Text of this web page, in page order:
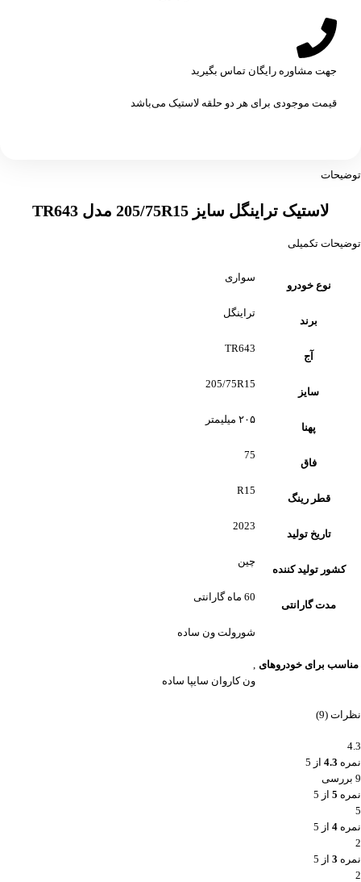
جهت مشاوره رایگان تماس بگیرید
قیمت موجودی برای هر دو حلقه لاستیک می‌باشد
توضیحات
لاستیک تراینگل سایز 205/75R15 مدل TR643
توضیحات تکمیلی
نوع خودرو
سواری
برند
تراینگل
آج
TR643
سایز
205/75R15
پهنا
۲۰۵ میلیمتر
فاق
75
قطر رینگ
R15
تاریخ تولید
2023
کشور تولید کننده
چین
مدت گارانتی
60 ماه گارانتی
مناسب برای خودروهای
شورولت ون ساده
,
ون کاروان سایپا ساده
نظرات (9)
4.3
نمره 4.3 از 5
9 بررسی
نمره 5 از 5
5
نمره 4 از 5
2
نمره 3 از 5
2